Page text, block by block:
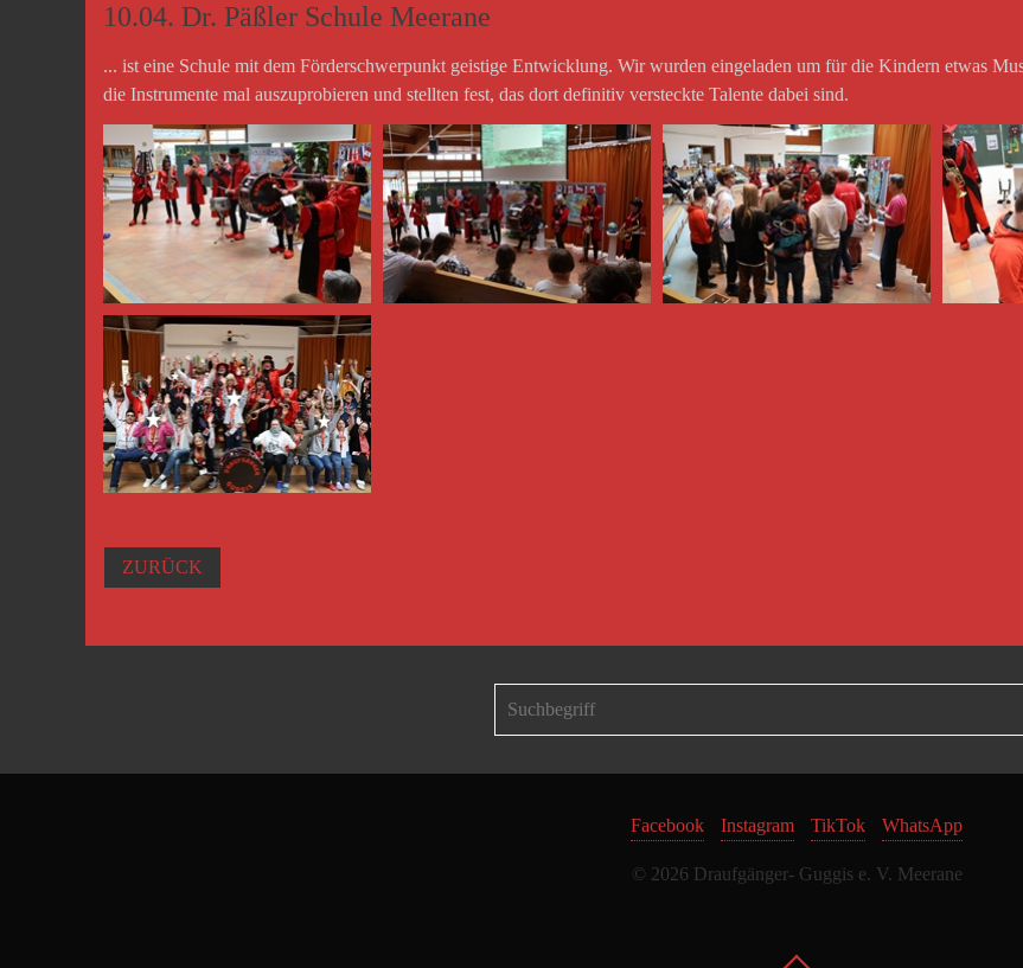
10.04. Dr. Päßler Schule Meerane
... ist eine Schule mit dem Förderschwerpunkt geistige Entwicklung. Wir wurden eingeladen um für die Kindern etwas
die Instrumente mal auszuprobieren und stellten fest, das dort definitiv versteckte Talente dabei sind.
ZURÜCK
Facebook Instagram TikTok WhatsApp
© 2026 Draufgänger- Guggis e. V. Meerane